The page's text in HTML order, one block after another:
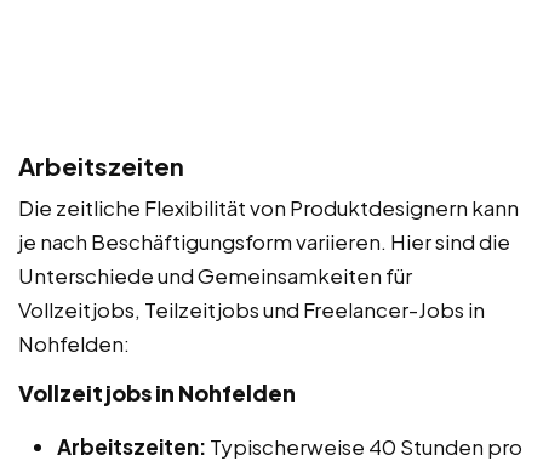
Arbeitszeiten
Die zeitliche Flexibilität von Produktdesignern kann
je nach Beschäftigungsform variieren. Hier sind die
Unterschiede und Gemeinsamkeiten für
Vollzeitjobs, Teilzeitjobs und Freelancer-Jobs in
Nohfelden:
Vollzeitjobs in Nohfelden
Arbeitszeiten: Typischerweise 40 Stunden pro